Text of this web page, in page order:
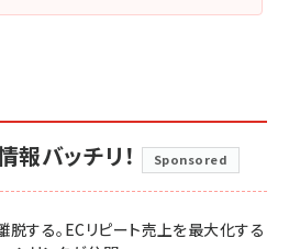
バッチリ！ Sponsored
脱する。ECリピート売上を最大化する